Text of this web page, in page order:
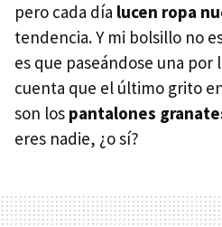
pero cada día lucen ropa
tendencia. Y mi bolsillo no
es que paseándose una por
cuenta que el último grito
son los pantalones
eres nadie, ¿o sí?